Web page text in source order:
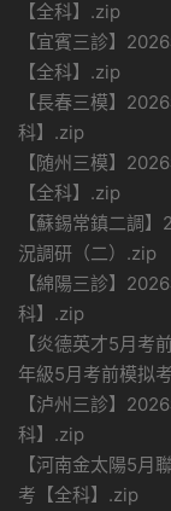
【全科】.zip
【宜賓三診】
【全科】.zip
【長春三模】
科】.zip
【随州三模】
【全科】.zip
【蘇錫常鎮二調
況調研（二）.zip
【綿陽三診】
科】.zip
【炎德英才5月考
年級5月考前模拟
【泸州三診】
科】.zip
【河南金太陽5月
考【全科】.zip